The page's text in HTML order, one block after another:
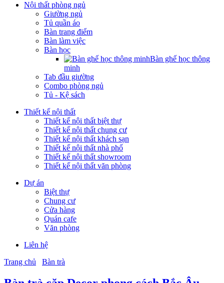
Nội thất phòng ngủ
Giường ngủ
Tủ quần áo
Bàn trang điểm
Bàn làm việc
Bàn học
Bàn ghế học thông
minh
Tab đầu giường
Combo phòng ngủ
Tủ - Kệ sách
Thiết kế nội thất
Thiết kế nội thất biệt thự
Thiết kế nội thất chung cư
Thiết kế nội thất khách sạn
Thiết kế nội thất nhà phố
Thiết kế nội thất showroom
Thiết kế nội thất văn phòng
Dự án
Biệt thự
Chung cư
Cửa hàng
Quán cafe
Văn phòng
Liên hệ
Trang chủ
Bàn trà